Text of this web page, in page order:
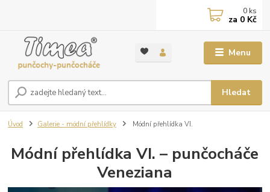
Menu
Hledat
0 ks
za 0 Kč
Úvod Galerie - módní přehlídky Módní přehlídka VI.
Módní přehlídka VI. – punčocháče
Veneziana